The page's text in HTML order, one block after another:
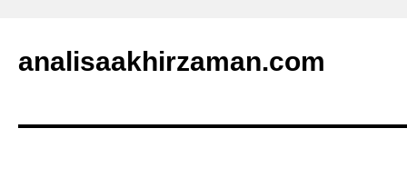
analisaakhirzaman.com